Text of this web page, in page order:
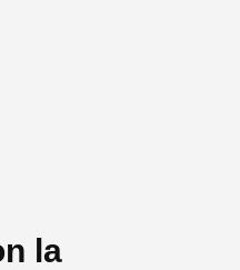
la